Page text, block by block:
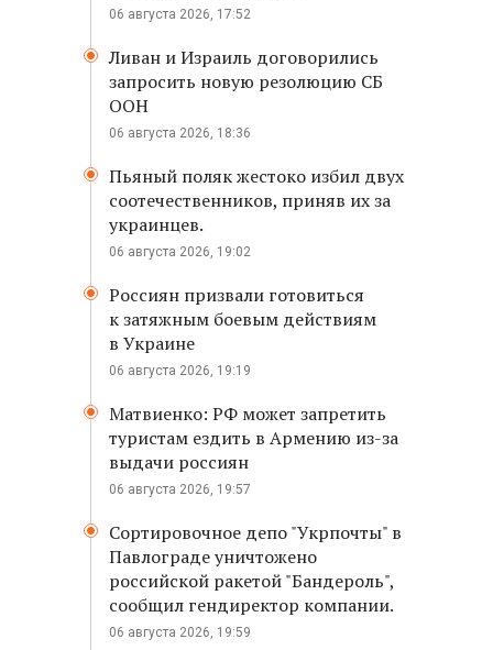
06 августа 2026, 17:52
Ливан и Израиль договорились
запросить новую резолюцию СБ
ООН
06 августа 2026, 18:36
Пьяный поляк жестоко избил двух
соотечественников, приняв их за
украинцев.
06 августа 2026, 19:02
Россиян призвали готовиться
к затяжным боевым действиям
в Украине
06 августа 2026, 19:19
Матвиенко: РФ может запретить
туристам ездить в Армению из-за
выдачи россиян
06 августа 2026, 19:57
Сортировочное депо "Укрпочты" в
Павлограде уничтожено
российской ракетой "Бандероль",
сообщил гендиректор компании.
06 августа 2026, 19:59